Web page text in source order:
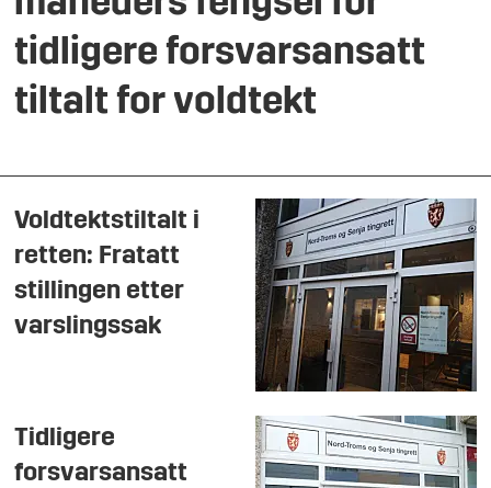
tidligere forsvarsansatt
tiltalt for voldtekt
Voldtektstiltalt i
retten: Fratatt
stillingen etter
varslingssak
Tidligere
forsvarsansatt